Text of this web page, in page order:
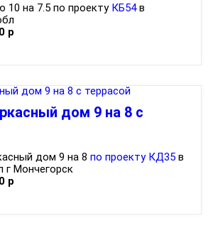
10 на 7.5 по проекту КБ54в
р
дом 9 на 8 с
дом 9 на 8 по проекту КД35 в
г Мончегорск
р